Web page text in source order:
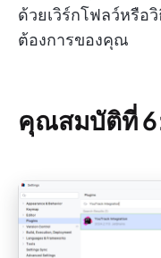
ด้วยเวิร์กโฟลว์หรือ
ต้องการของคุณ
คุณสมบัติที่